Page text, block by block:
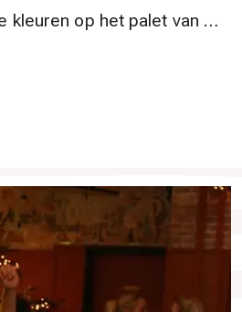
kleuren op het palet van …